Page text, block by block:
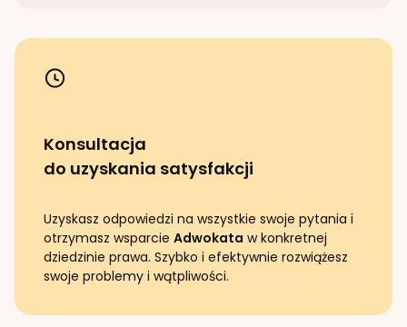
Konsultacja
do uzyskania satysfakcji
Uzyskasz odpowiedzi na wszystkie swoje pytania i
otrzymasz wsparcie Adwokata w konkretnej
dziedzinie prawa. Szybko i efektywnie rozwiążesz
swoje problemy i wątpliwości.